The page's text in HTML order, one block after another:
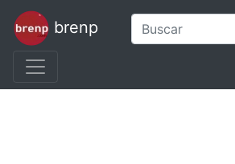
brenp